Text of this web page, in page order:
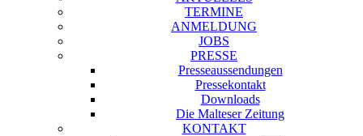
TERMINE
ANMELDUNG
JOBS
PRESSE
Presseaussendungen
Pressekontakt
Downloads
Die Malteser Zeitung
KONTAKT